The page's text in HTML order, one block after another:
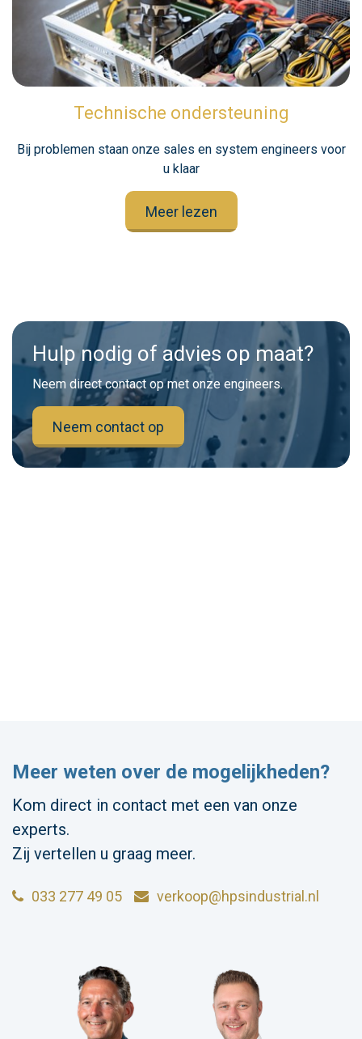
Technische ondersteuning
Bij problemen staan onze sales en system engineers voor
u klaar
Meer lezen
Hulp nodig of advies op maat?
Neem direct contact op met onze engineers.
Neem contact op
Meer weten over de mogelijkheden?
Kom direct in contact met een van onze
experts.
Zij vertellen u graag meer.
033 277 49 05 verkoop@hpsindustrial.nl